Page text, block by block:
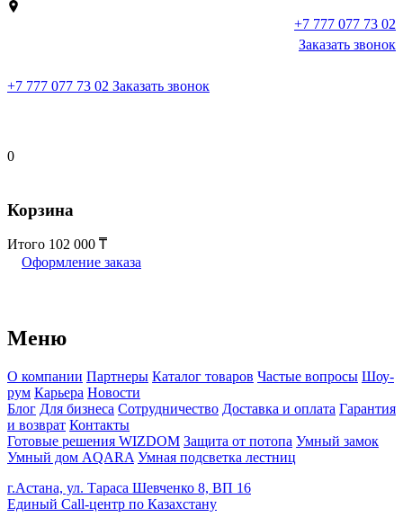
+7 777 077 73 02
Заказать звонок
+7 777 077 73 02 Заказать звонок
0
Корзина
Итого 102 000
Оформление заказа
Меню
О компании Партнеры Каталог товаров Частые вопросы Шоу-
рум Карьера Новости
Блог Для бизнеса Сотрудничество Доставка и оплата Гарантия
и возврат Контакты
Готовые решения WIZDOM Защита от потопа Умный замок
Умный дом AQARA Умная подсветка лестниц
г.Астана, ул. Тараса Шевченко 8, ВП 16
Единый Call-центр по Казахстану